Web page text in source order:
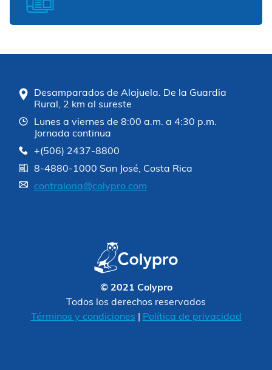
Desamparados de Alajuela. De la Guardia
Rural, 2 km al sureste
Lunes a viernes de 8:00 a.m. a 4:30 p.m.
Jornada continua
+(506) 2437-8800
8-4880-1000 San José, Costa Rica
contraloria@colypro.com
© 2021 Colypro
Todos los derechos reservados
Términos y condiciones
Política de privacidad